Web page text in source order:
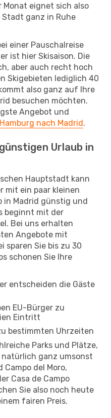
Monat eignet sich also
ganz in Ruhe
einer Pauschalreise
ist hier Skisaison. Die
aber auch recht hoch
Skigebieten lediglich 40
also ganz auf Ihre
besuchen möchten.
Angebot und
nach Madrid.
Urlaub in
Hauptstadt kann
mit ein paar kleinen
in Madrid günstig und
beginnt mit der
Bei uns erhalten
Angebote mit
sparen Sie bis zu 30
schonen Sie Ihre
entscheiden die Gäste
EU-Bürger zu
Eintritt
bestimmten Uhrzeiten
Parks und Plätze,
ganz umsonst
Campo del Moro,
Casa de Campo
Sie also noch heute
fairen Preis.